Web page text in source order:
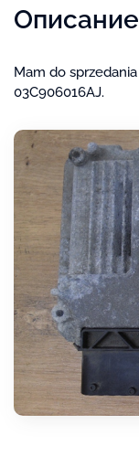
Описание
Mam do sprzedania
03C906016AJ.